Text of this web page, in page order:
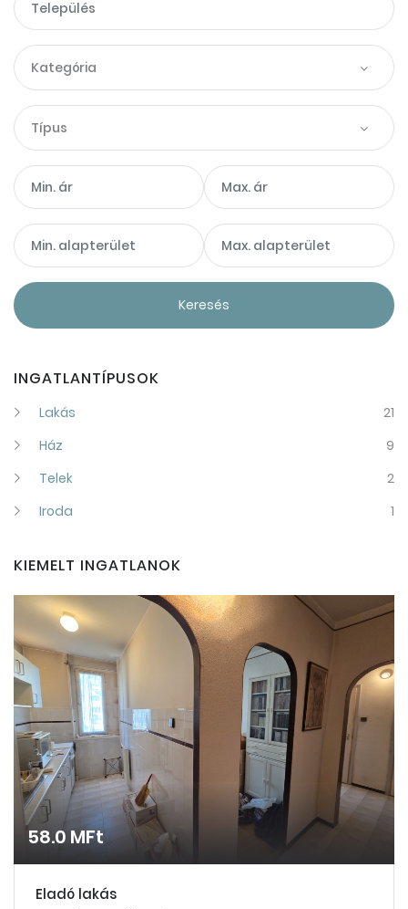
Kategória
Típus
Keresés
INGATLANTÍPUSOK
Lakás
21
Ház
9
Telek
2
Iroda
1
KIEMELT INGATLANOK
58.0 MFt
Eladó lakás